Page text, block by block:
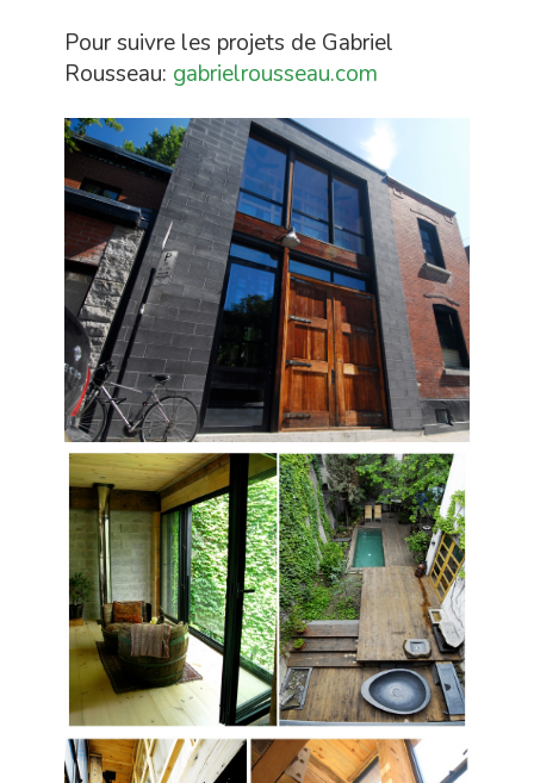
Pour suivre les projets de Gabriel
Rousseau: gabrielrousseau.com